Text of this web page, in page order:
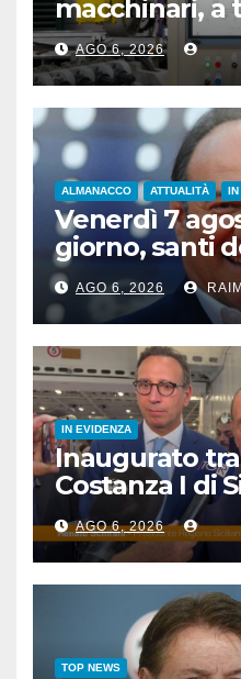
macchinari, a
“attrezzature
AGO 6, 2026
ALMANACCO ATTUALITÀ IN
Venerdì 7
giorno, santi
famosi,
AGO 6, 2026
IN EVIDENZA
Inaugurato
Costanza I di
“Mantenuto
AGO 6, 2026
TOP NEWS